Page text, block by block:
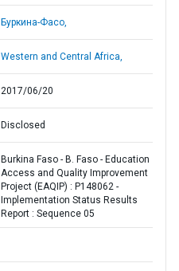
Буркина-Фасо,
Western and Central Africa,
2017/06/20
Disclosed
Burkina Faso - B. Faso - Education
Access and Quality Improvement
Project (EAQIP) : P148062 -
Implementation Status Results
Report : Sequence 05